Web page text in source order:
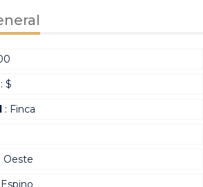
: $
: Finca
Oeste